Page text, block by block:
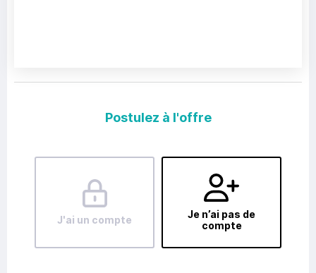
Postulez à l'offre
J'ai un compte
Je n’ai pas de
compte